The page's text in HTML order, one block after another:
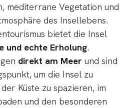
mediterrane Vegetation und
des Insellebens.
bietet die Insel
und echte Erholung.
direkt am Meer und sind
um die Insel zu
Küste zu spazieren, im
und den besonderen